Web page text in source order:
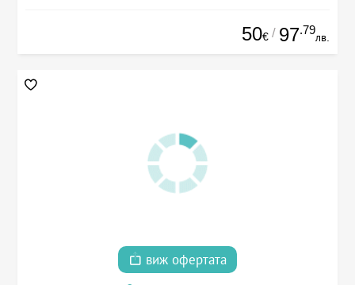
50€ / 97.79
лв.
виж офертата